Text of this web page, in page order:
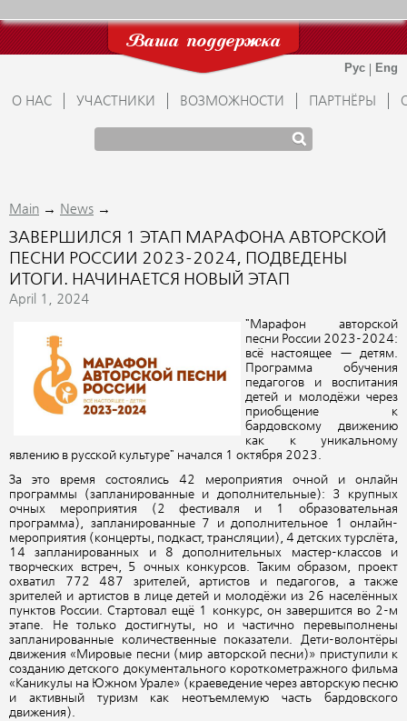
Ваша поддержка
О НАС УЧАСТНИКИ ВОЗМОЖНОСТИ ПАРТНЁРЫ
Main → News →
ЗАВЕРШИЛСЯ 1 ЭТАП МАРАФОНА АВТОРСКОЙ
ПЕСНИ РОССИИ 2023-2024, ПОДВЕДЕНЫ
ИТОГИ. НАЧИНАЕТСЯ НОВЫЙ ЭТАП
April 1, 2024
"Марафон авторской
песни России 2023-2024:
всё настоящее — детям.
Программа обучения
педагогов и воспитания
детей и молодёжи через
приобщение к
бардовскому движению
как к уникальному
явлению в русской культуре" начался 1 октября 2023.
За это время состоялись 42 мероприятия очной и онлайн
программы (запланированные и дополнительные): 3 крупных
очных мероприятия (2 фестиваля и 1 образовательная
программа), запланированные 7 и дополнительное 1 онлайн-
мероприятия (концерты, подкаст, трансляции), 4 детских турслёта,
14 запланированных и 8 дополнительных мастер-классов и
творческих встреч, 5 очных конкурсов. Таким образом, проект
охватил 772 487 зрителей, артистов и педагогов, а также
зрителей и артистов в лице детей и молодёжи из 26 населённых
пунктов России. Стартовал ещё 1 конкурс, он завершится во 2-м
этапе. Не только достигнуты, но и частично перевыполнены
запланированные количественные показатели. Дети-волонтёры
движения «Мировые песни (мир авторской песни)» приступили к
созданию детского документального короткометражного фильма
«Каникулы на Южном Урале» (краеведение через авторскую песню
и активный туризм как неотъемлемую часть бардовского
движения).